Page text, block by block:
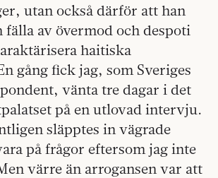
utan också därför att han
av övermod och despoti
haitiska
gång fick jag, som Sveriges
vänta tre dagar i det
på en utlovad intervju.
släpptes in vägrade
på frågor eftersom jag inte
värre än arrogansen var att